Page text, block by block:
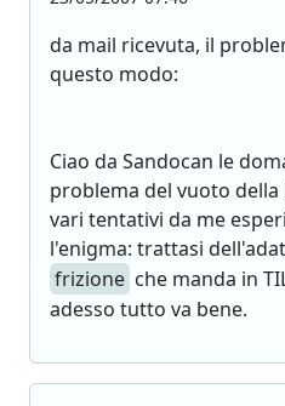
da mail ricevuta, il
questo modo:
Ciao da Sandocan le
problema del vuoto della
vari tentativi da me
l'enigma: trattasi
frizione che manda in
adesso tutto va bene.